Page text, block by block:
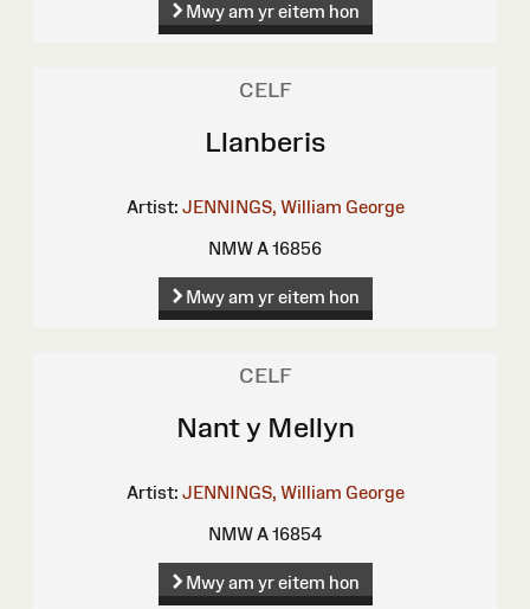
Mwy am yr eitem hon
CELF
Llanberis
Artist: JENNINGS, William George
NMW A 16856
Mwy am yr eitem hon
CELF
Nant y Mellyn
Artist: JENNINGS, William George
NMW A 16854
Mwy am yr eitem hon